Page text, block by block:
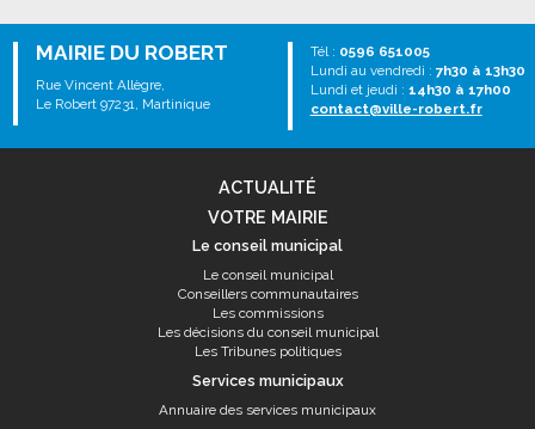
MAIRIE DU ROBERT
Rue Vincent Allègre,
Le Robert 97231, Martinique
Tél : 0596 651005
Lundi au vendredi : 7h30 à 13h30
Lundi et jeudi : 14h30 à 17h00
contact@ville-robert.fr
ACTUALITÉ
VOTRE MAIRIE
Le conseil municipal
Le conseil municipal
Conseillers communautaires
Les commissions
Les décisions du conseil municipal
Les Tribunes politiques
Services municipaux
Annuaire des services municipaux